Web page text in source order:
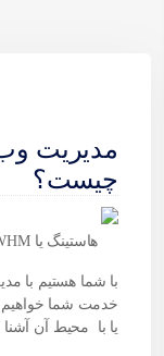
مدیریت
چیست؟
هاستینگ یا WHM چیست؟" width="۹۶۶" height="۳۶۶" />
خدمت شما خواهیم
یا با محیط آن